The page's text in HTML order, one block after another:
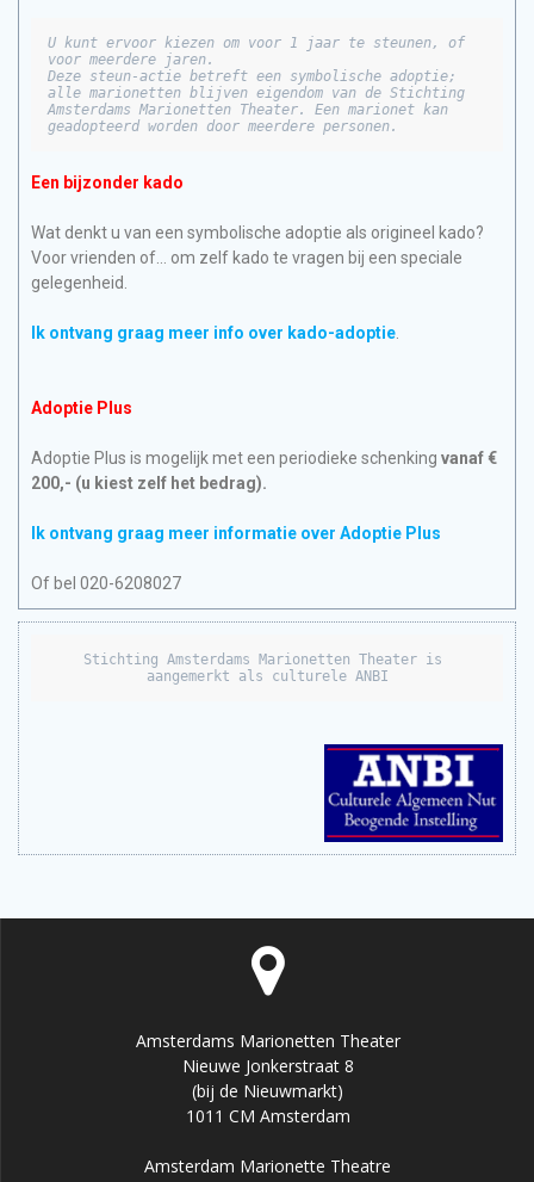
U kunt ervoor kiezen om voor 1 jaar te steunen, of
voor meerdere jaren.
Deze steun-actie betreft een symbolische adoptie;
alle marionetten blijven eigendom van de Stichting
Amsterdams Marionetten Theater. Een marionet kan
geadopteerd worden door meerdere personen.
Een bijzonder kado
Wat denkt u van een symbolische adoptie als origineel kado?
Voor vrienden of… om zelf kado te vragen bij een speciale
gelegenheid.
Ik ontvang graag meer info over kado-adoptie
Adoptie Plus
Adoptie Plus is mogelijk met een periodieke schenking vanaf €
200,- (u kiest zelf het bedrag).
Ik ontvang graag meer informatie over Adoptie Plus
Of bel 020-6208027
Stichting Amsterdams Marionetten Theater is
aangemerkt als culturele ANBI
Amsterdams Marionetten Theater
Nieuwe Jonkerstraat 8
(bij de Nieuwmarkt)
1011 CM Amsterdam
Amsterdam Marionette Theatre